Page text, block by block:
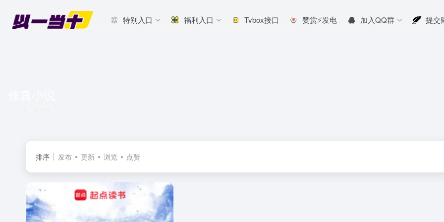
特别入口 福利入口 Tvbox接口 赞赏⚡发电 加入QQ群 提交
排序 发布 更新 浏览 点赞